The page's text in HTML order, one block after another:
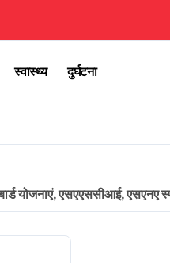
स्वास्थ्य दुर्घटना
योजनाएं, एसएएससीआई, एसएनए